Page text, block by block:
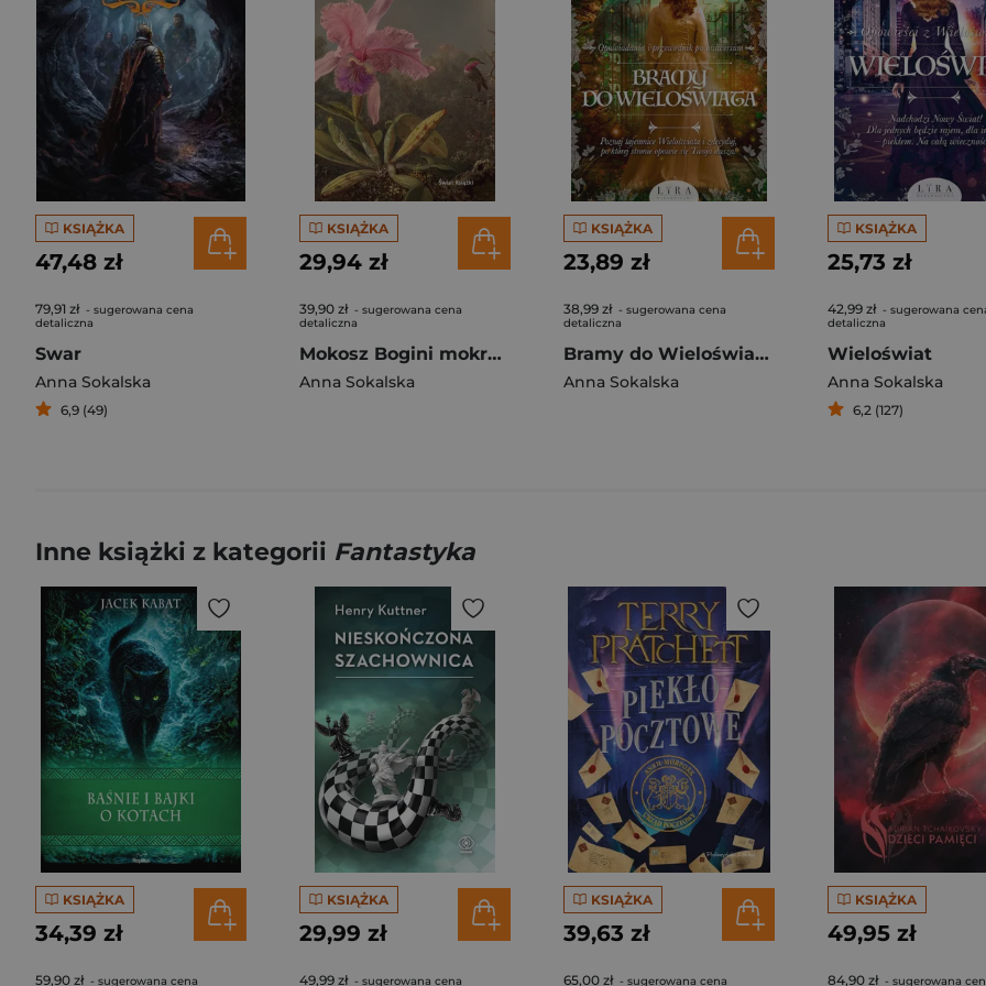
KSIĄŻKA
47,48 zł
79,91 zł - sugerowana cena
detaliczna
Swar
Anna Sokalska
6,9 (49)
KSIĄŻKA
29,94 zł
39,90 zł - sugerowana cena
detaliczna
Mokosz Bogini mokrej ziemi
Anna Sokalska
KSIĄŻKA
23,89 zł
38,99 zł - sugerowana cena
detaliczna
Bramy do Wieloświata Opowiadania i przewodnik po uniwersum
Anna Sokalska
KSIĄŻKA
25,73 zł
42,99 zł - sugerowana
detaliczna
Wieloświat
Anna Sokalska
6,2 (127)
Inne książki z kategorii Fantastyka
KSIĄŻKA
34,39 zł
59,90 zł - sugerowana cena
KSIĄŻKA
29,99 zł
49,99 zł - sugerowana cena
KSIĄŻKA
39,63 zł
65,00 zł - sugerowana cena
KSIĄŻKA
49,95 zł
84,90 zł - sugerowana